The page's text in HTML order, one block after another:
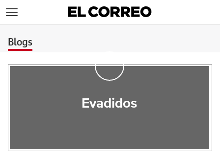
Blogs
Evadidos